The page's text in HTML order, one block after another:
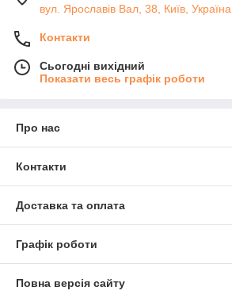
вул. Ярославів Вал, 38, Київ, Україна
Контакти
Сьогодні вихідний
Показати весь графік роботи
Про нас
Контакти
Доставка та оплата
Графік роботи
Повна версія сайту